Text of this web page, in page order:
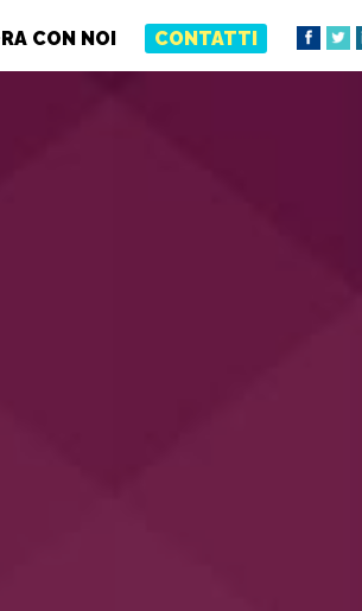
CON NOI CONTATTI